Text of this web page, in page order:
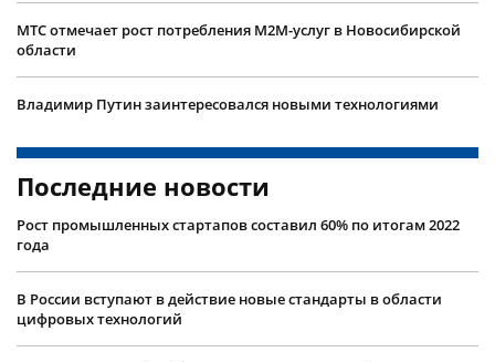
МТС отмечает рост потребления М2М-услуг в Новосибирской
области
Владимир Путин заинтересовался новыми технологиями
Последние новости
Рост промышленных стартапов составил 60% по итогам 2022
года
В России вступают в действие новые стандарты в области
цифровых технологий